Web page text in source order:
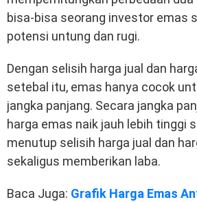
bisa-bisa seorang investor emas
potensi untung dan rugi.
Dengan selisih harga jual dan
setebal itu, emas hanya cocok
jangka panjang. Secara jangka
harga emas naik jauh lebih tinggi
menutup selisih harga jual dan
sekaligus memberikan laba.
Baca Juga: Grafik Harga Emas